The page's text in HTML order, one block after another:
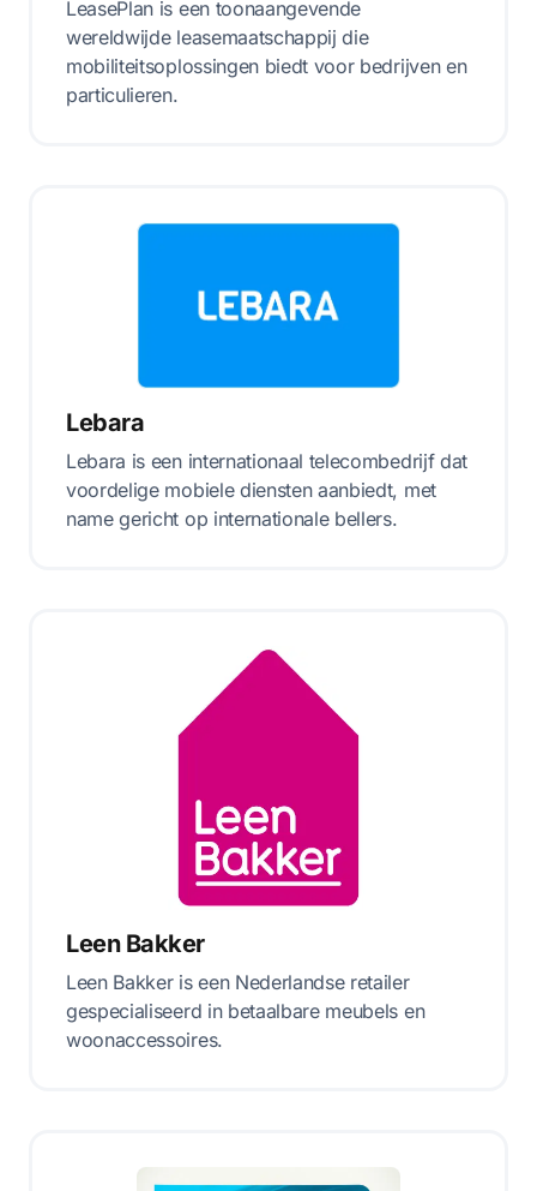
LeasePlan is een toonaangevende
wereldwijde leasemaatschappij die
mobiliteitsoplossingen biedt voor bedrijven en
particulieren.
Lebara
Lebara is een internationaal telecombedrijf dat
voordelige mobiele diensten aanbiedt, met
name gericht op internationale bellers.
Leen Bakker
Leen Bakker is een Nederlandse retailer
gespecialiseerd in betaalbare meubels en
woonaccessoires.